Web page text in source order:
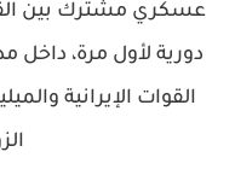
عسكري مشترك بين
دورية لأول مرة، داخل
القوات الإيرانية